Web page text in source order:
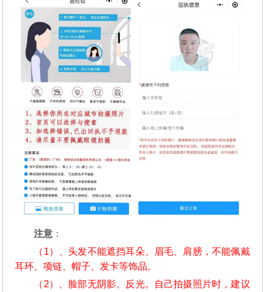
注意 ：
（1）、头发不能遮挡耳朵、眉毛、肩膀，不能佩戴
耳环、项链、帽子、发卡等饰品。
（2）、脸部无阴影、反光。自己拍摄照片时，建议